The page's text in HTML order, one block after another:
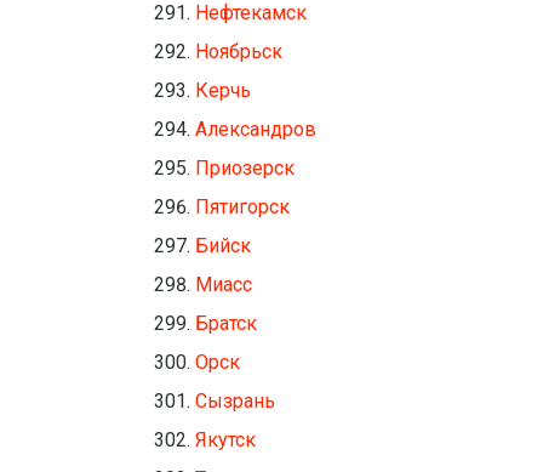
Нефтекамск
Ноябрьск
Керчь
Александров
Приозерск
Пятигорск
Бийск
Миасс
Братск
Орск
Сызрань
Якутск